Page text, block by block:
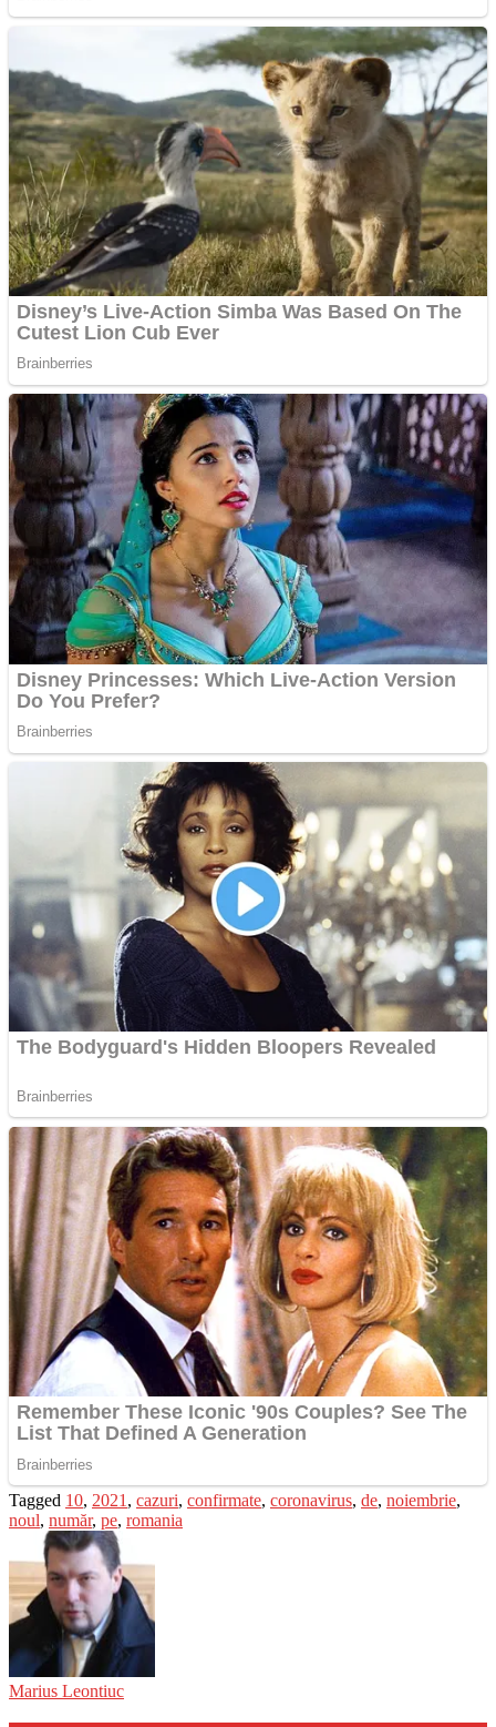
Tagged 10, 2021 , cazuri, confirmate, coronavirus, de, noiembrie,
noul, număr, pe, romania
Marius Leontiuc